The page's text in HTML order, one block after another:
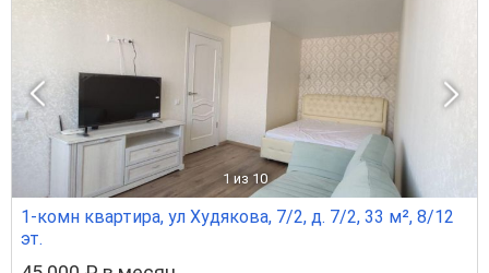
1 из 10
1-комн квартира, ул Худякова, 7/2, д. 7/2, 33 м², 8/12
эт.